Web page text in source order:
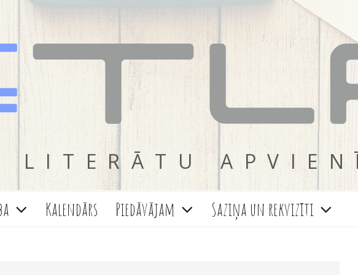
LITERĀTU
Kalendārs Piedāvājam Saziņa un rekvizīti